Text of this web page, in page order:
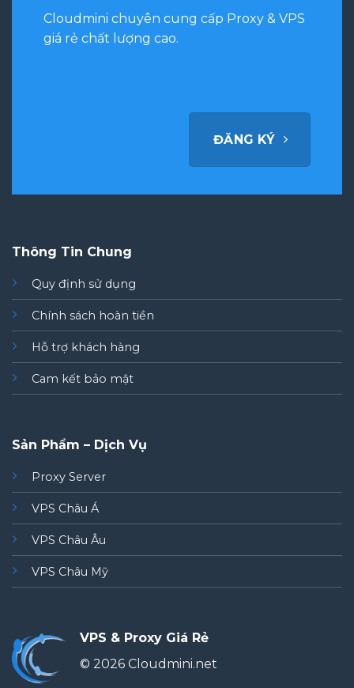
Cloudmini chuyên cung cấp Proxy & VPS
giá rẻ chất lượng cao.
ĐĂNG KÝ
Thông Tin Chung
Quy định sử dụng
Chính sách hoàn tiền
Hỗ trợ khách hàng
Cam kết bảo mật
Sản Phẩm – Dịch Vụ
Proxy Server
VPS Châu Á
VPS Châu Âu
VPS Châu Mỹ
VPS & Proxy Giá Rẻ
© 2026 Cloudmini.net